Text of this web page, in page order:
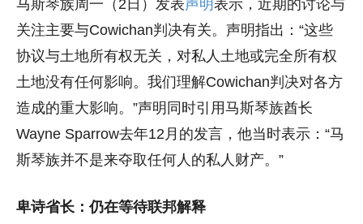
马斯琴族周一（2日）发表声明表示，近期的讨论与
关注主要与Cowichan判决有关。声明指出：“这些
协议与土地所有权无关，对私人土地或完全所有权
土地没有任何影响。我们理解Cowichan判决对各方
造成的重大影响。”声明同时引用马斯琴族酋长
Wayne Sparrow去年12月的发言，他当时表示：“马
斯琴族并不是来夺取任何人的私人财产。”
卑诗省长：仍在等待联邦解释